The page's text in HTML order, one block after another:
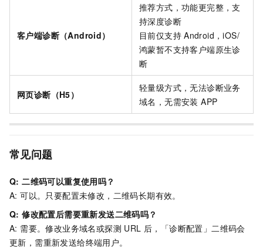
客户端诊断（Android）
推荐方式，功能更完整，支
持深度诊断
目前仅支持 Android，iOS/
鸿蒙暂不支持客户端原生诊
断
网页诊断（H5）
轻量级方式，无法诊断业务
域名，无需安装 APP
常见问题
Q: 二维码可以重复使用吗？
A: 可以。只要配置未修改，二维码长期有效。
Q: 修改配置后需要重新发送二维码吗？
A: 需要。修改业务域名或探测 URL 后，「诊断配置」二维码会
更新，需重新发送给终端用户。